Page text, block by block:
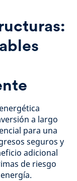
a largo
para una
seguros y
adicional
de riesgo